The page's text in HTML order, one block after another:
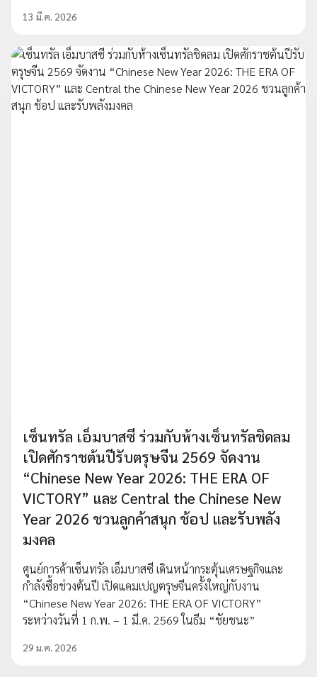
13 มี.ค. 2026
เซ็นทรัล เอ็มบาสซี ร่วมกับห้างเซ็นทรัลชิดลม
เปิดศักราชต้นปีรับตรุษจีน 2569 จัดงาน
“Chinese New Year 2026: THE ERA OF
VICTORY” และ Central the Chinese New
Year 2026 ชวนลูกค้าสนุก ช้อป และรับพลัง
มงคล
ศูนย์การค้าเซ็นทรัล เอ็มบาสซี เดินหน้ากระตุ้นเศรษฐกิจและ
กำลังซื้อช่วงต้นปี เปิดแคมเปญตรุษจีนครั้งใหญ่กับงาน
“Chinese New Year 2026: THE ERA OF VICTORY”
ระหว่างวันที่ 1 ก.พ. – 1 มี.ค. 2569 ในธีม “ชัยชนะ”
29 ม.ค. 2026